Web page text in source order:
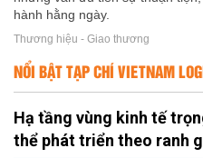
hành hằng ngày.
Thương hiệu - Giao thương
NỔI BẬT TẠP CHÍ VIETNAM
Hạ tầng vùng kinh tế
thể phát triển theo ranh